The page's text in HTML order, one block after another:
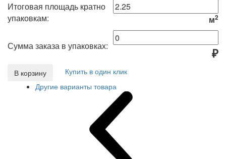
Итоговая площадь кратно
упаковкам:
м2
Сумма заказа в упаковках: ₽
В корзину
Купить в один клик
Другие варианты товара